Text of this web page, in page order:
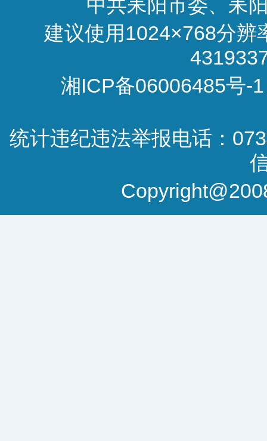
中共耒阳市委、
建议使用1024×768分
湘ICP备06006485号-1
统计违纪违法举报电话